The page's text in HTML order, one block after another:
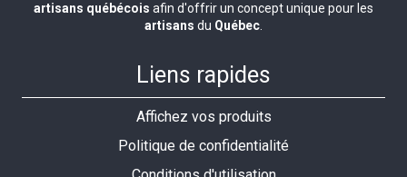
artisans québécois afin d'offrir un concept unique pour les
artisans du Québec
Liens rapides
Affichez vos produits
Politique de confidentialité